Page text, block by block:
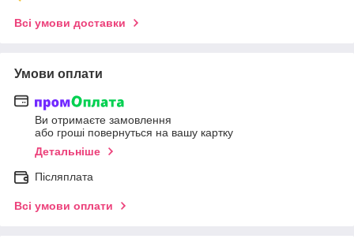
Всі умови доставки
Умови оплати
Ви отримаєте замовлення
або гроші повернуться на вашу картку
Детальніше
Післяплата
Всі умови оплати